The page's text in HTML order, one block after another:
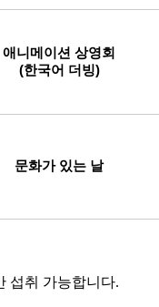
애니메이션 상영회
(한국어 더빙)
문화가 있는 날
섭취 가능합니다.